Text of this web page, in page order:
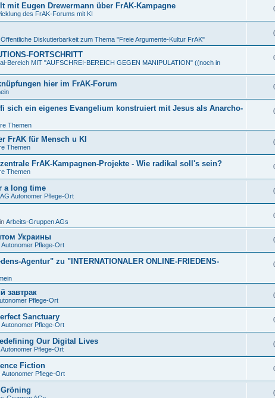
mit Eugen Drewermann über FrAK-Kampagne
des FrAK-Forums mit KI
Öffentliche Diskutierbarkeit zum Thema "Freie Argumente-Kultur FrAK"
FORTSCHRITT
Bereich MIT "AUFSCHREI-BEREICH GEGEN MANIPULATION" ((noch in
hier im FrAK-Forum
sich ein eigenes Evangelium konstruiert mit Jesus als Anarcho-
Themen
FrAK für Mensch u KI
Themen
FrAK-Kampagnen-Projekte - Wie radikal soll's sein?
Themen
a long time
AG Autonomer Pflege-Ort
Arbeits-Gruppen AGs
Украины
Autonomer Pflege-Ort
Agentur" zu "INTERNATIONALER ONLINE-FRIEDENS-
завтрак
Pflege-Ort
Sanctuary
Autonomer Pflege-Ort
Our Digital Lives
Pflege-Ort
Fiction
Autonomer Pflege-Ort